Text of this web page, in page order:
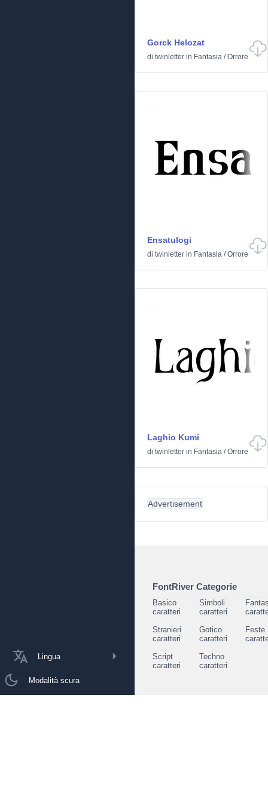
Lingua
Modalità scura
Gorck Helozat
di twinletter in Fantasia /Orrore
Ensatulogi
di twinletter in Fantasia /Orrore
Laghio Kumi
di twinletter in Fantasia /Orrore
Advertisement
FontRiver Categorie
Basico
caratteri
Simboli
caratteri
Stranieri
caratteri
Gotico
caratteri
Feste
Script
caratteri
Techno
caratteri